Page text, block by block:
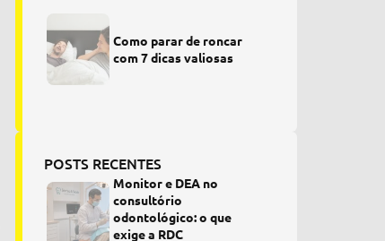
Como parar de roncar
com 7 dicas valiosas
POSTS RECENTES
Monitor e DEA no
consultório
odontológico: o que
exige a RDC